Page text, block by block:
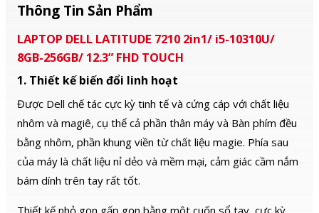
Thông Tin Sản Phẩm
LAPTOP DELL LATITUDE 7210 2in1/ i5-10310U/
8GB-256GB/ 12.3” FHD TOUCH
1. Thiết kế biến đổi linh hoạt
Được Dell chế tác cực kỳ tinh tế và cứng cáp với chất liệu
nhôm và magiê, cụ thể cả phần thân máy và Bàn phím đều
bằng nhôm, phần khung viền từ chất liệu magie. Phía sau
của máy là chất liệu nỉ dẻo và mềm mại, cảm giác cầm nắm
bám dính trên tay rất tốt.
Thiết kế nhỏ gọn gấp gọn bằng một cuốn sổ tay, cực kỳ